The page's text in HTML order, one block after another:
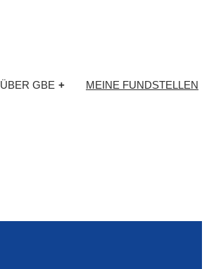
ÜBER GBE + MEINE FUNDSTELLEN